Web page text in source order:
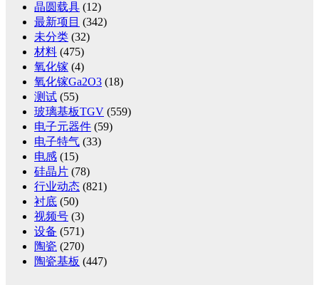
晶圆载具 (12)
最新项目 (342)
未分类 (32)
材料 (475)
氧化镓 (4)
氧化镓Ga2O3 (18)
测试 (55)
玻璃基板TGV (559)
电子元器件 (59)
电子特气 (33)
电感 (15)
硅晶片 (78)
行业动态 (821)
衬底 (50)
视频号 (3)
设备 (571)
陶瓷 (270)
陶瓷基板 (447)